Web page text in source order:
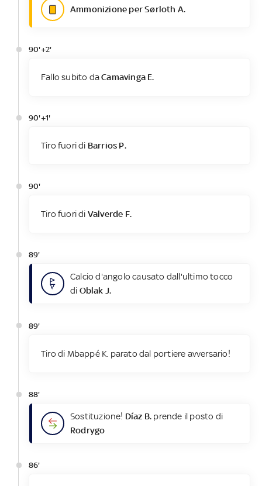
Ammonizione per Sørloth A.
90'+2'
Fallo subito daCamavinga E.
90'+1'
Tiro fuori di Barrios P.
90'
Tiro fuori di Valverde F.
89'
Calcio d'angolo causato dall'ultimo tocco
di Oblak J.
89'
Tiro di Mbappé K. parato dal portiere avversario!
88'
Sostituzione! Díaz B. prende il posto di
Rodrygo
86'